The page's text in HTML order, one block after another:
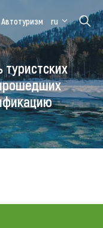
Алтайская
зимовка
Автотуризм ru